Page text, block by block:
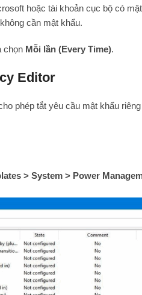
hoặc tài khoản cục bộ có
cần mật khẩu.
chọn Mỗi lần (Every Time).
Editor
phép tắt yêu cầu mật khẩu
> System > Power